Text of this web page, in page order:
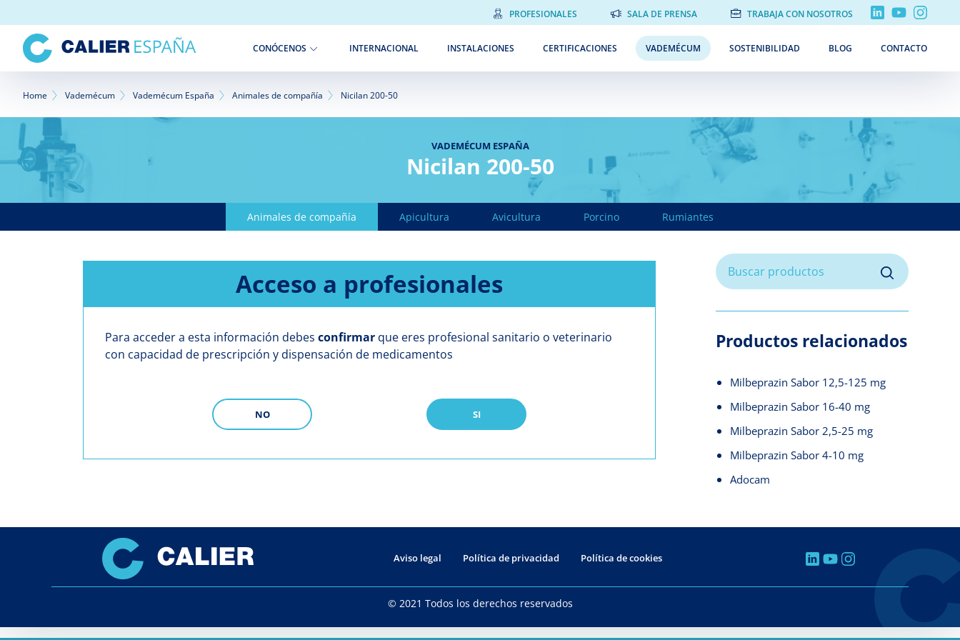
al
contenido
principal
PROFESIONALES SALA DE PRENSA TRABAJA CON NOSOTROS
CONÓCENOS INTERNACIONAL INSTALACIONES CERTIFICACIONES VADEMÉCUM SOSTENIBILIDAD BLOG CONTACTO
Sobrescribir
enlaces
de
ayuda
a
la
navegación
Home Vademécum Vademécum España Animales de compañía Nicilan 200-50
VADEMÉCUM ESPAÑA
Nicilan 200-50
Animales de compañía Apicultura Avicultura Porcino Rumiantes
Acceso a profesionales
Para acceder a esta información debes confirmar que eres profesional sanitario o veterinario
con capacidad de prescripción y dispensación de medicamentos
NO SI
Productos relacionados
Milbeprazin Sabor 12,5-125 mg
Milbeprazin Sabor 16-40 mg
Milbeprazin Sabor 2,5-25 mg
Milbeprazin Sabor 4-10 mg
Adocam
Aviso legal Política de privacidad Política de cookies
© 2021 Todos los derechos reservados